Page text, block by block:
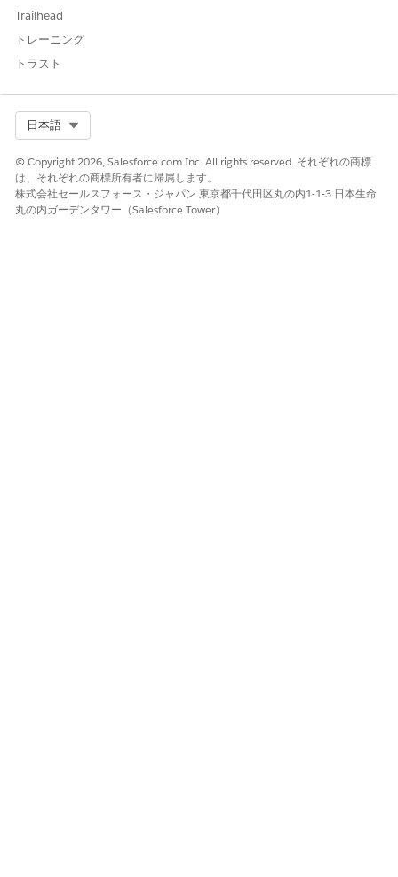
情 DLO フィールドを公開苦情 DMO に手動で
開苦情 DMO に対応付けます。
Summer '26 以降では、対応付けは自動的にバンドルで処理
されます。
データ キット
データキットを使用して、公開苦情オブジェクトの検索インデ
ックス設定を作成します。検索インデックスを使用すると、エ
ージェントは過去の苦情レコードを検索するときにキーワード
とセマンティックの両方の一致を実行できます。
苦情管理支援エージェントのデータライブラリを作成します。
Trailhead
トレーニング
トラスト
日本語
© Copyright 2026, Salesforce.com Inc. All rights reserved. それぞれの商標
は、それぞれの商標所有者に帰属します。
株式会社セールスフォース・ジャパン 東京都千代田区丸の内1-1-3 日本生命
丸の内ガーデンタワー（Salesforce Tower）